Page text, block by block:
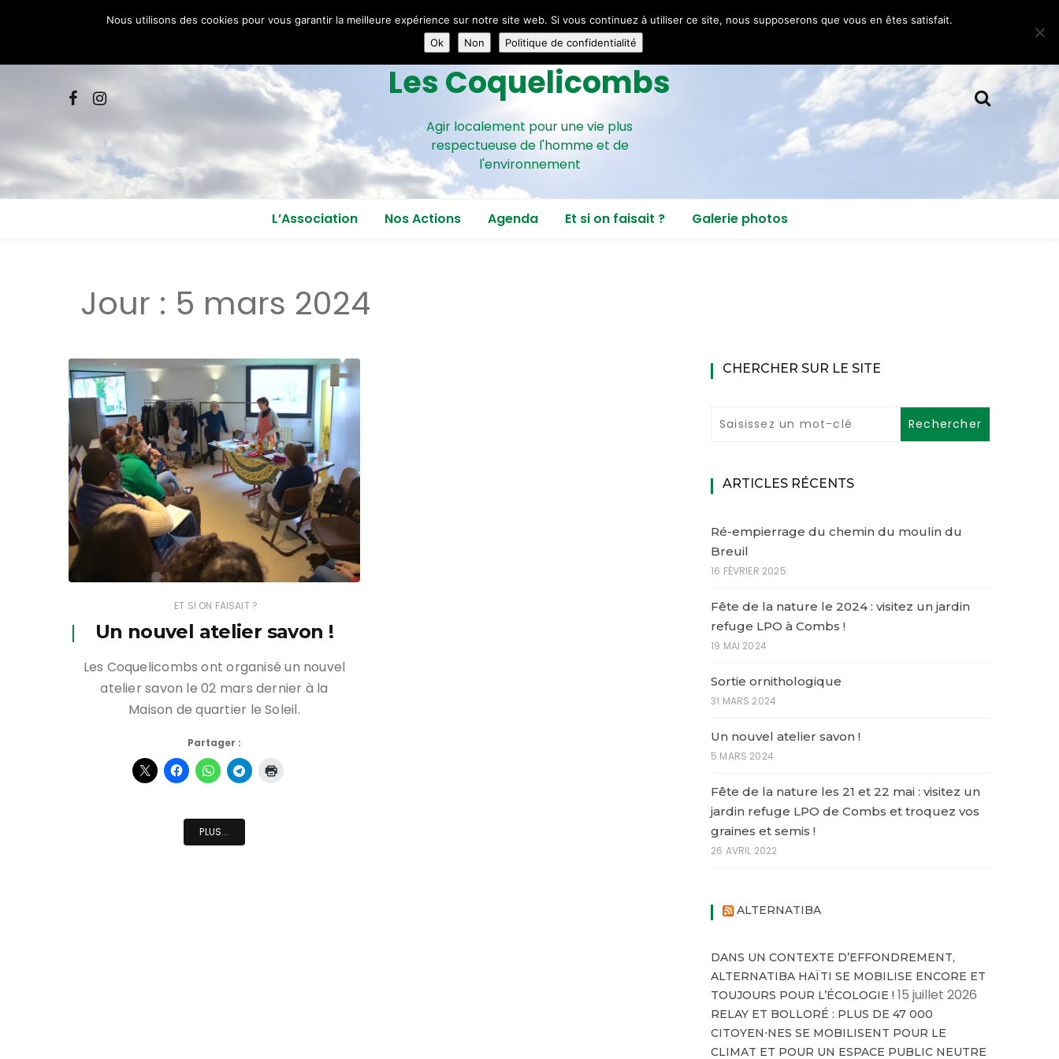
Les Coquelicombs
Agir localement pour une vie plus
respectueuse de l'homme et de
l'environnement
L’Association
Adhérez à l’association
Mentions légales
Nos Actions Agenda Et si on faisait ? Galerie photos
Jour : 5 mars 2024
ET SI ON FAISAIT ?
Un nouvel atelier savon !
Les Coquelicombs ont organisé un nouvel
atelier savon le 02 mars dernier à la
Maison de quartier le Soleil.
Partager :
PLUS...
CHERCHER SUR LE SITE
ARTICLES RÉCENTS
Ré-empierrage du chemin du moulin du
Breuil
16 FÉVRIER 2025
Fête de la nature le 2024 : visitez un jardin
refuge LPO à Combs !
19 MAI 2024
Sortie ornithologique
31 MARS 2024
Un nouvel atelier savon !
5 MARS 2024
Fête de la nature les 21 et 22 mai : visitez un
jardin refuge LPO de Combs et troquez vos
graines et semis !
26 AVRIL 2022
ALTERNATIBA
DANS UN CONTEXTE D’EFFONDREMENT,
ALTERNATIBA HAÏTI SE MOBILISE ENCORE ET
TOUJOURS POUR L’ÉCOLOGIE ! 15 juillet 2026
RELAY ET BOLLORÉ : PLUS DE 47 000
CITOYEN⋅NES SE MOBILISENT POUR LE
CLIMAT ET POUR UN ESPACE PUBLIC NEUTRE
Nous utilisons des cookies pour vous garantir la meilleure expérience sur notre site web. Si vous continuez à utiliser ce site, nous supposerons que vous en êtes satisfait.
Ok
Non Politique de confidentialité